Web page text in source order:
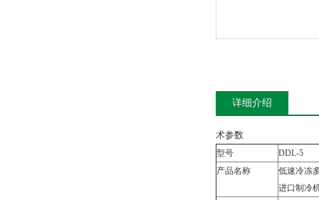
详细介绍
术参数
型号
DDL-5
产品名称
低速冷冻
进口制冷